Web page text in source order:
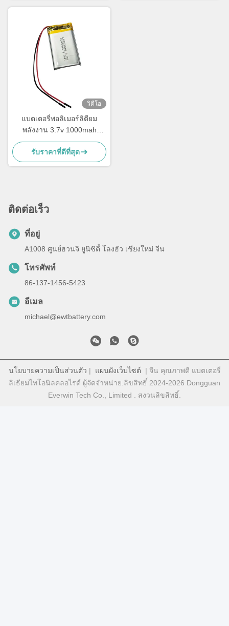
วิดีโอ
แบตเตอรี่พอลิเมอร์ลิตียม
พลังงาน 3.7v 1000mah
แบตเตอรี่ LiPo 703048
รับราคาที่ดีที่สุด
ติดต่อเร็ว
ที่อยู่
A1008 ศูนย์ฮวนจิ ยูนิซิตี้ โลงฮัว เชียงใหม่ จีน
โทรศัพท์
86-137-1456-5423
อีเมล
michael@ewtbattery.com
นโยบายความเป็นส่วนตัว | แผนผังเว็บไซต์ | จีน คุณภาพดี แบตเตอรี่
ลิเธียมไทโอนิลคลอไรด์ ผู้จัดจําหน่าย.ลิขสิทธิ์ 2024-2026 Dongguan
Everwin Tech Co., Limited . สงวนลิขสิทธิ์.